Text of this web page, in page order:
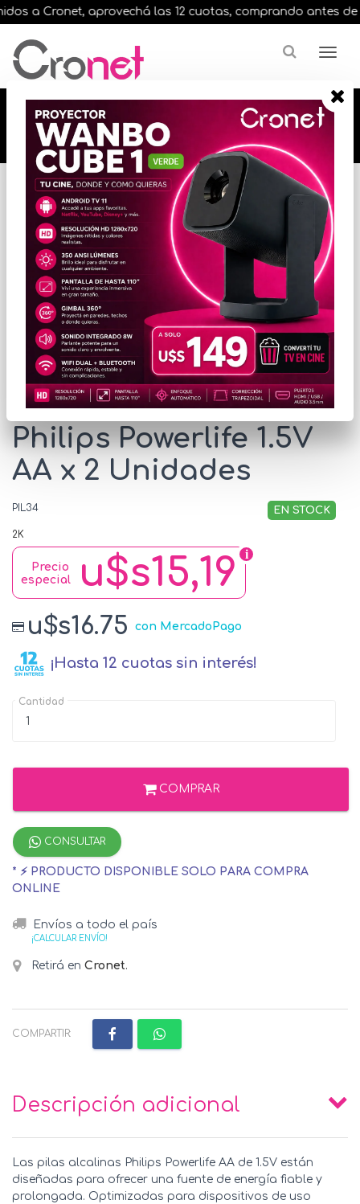
a Cronet, aprovechá las 12 cuotas, comprando antes de
🔥🔥🔥 12 cuotas, en todos nuestros artículos,
comprando antes de las 13 hrs. envíos en el
día 🔥🔥🔥
Inicio
VARIOS INFORMATICA
ACCESORIOS VARIOS
* Las imágenes se exhiben con fines ilustrativos.
Pack de 12 Blister Pilas
Philips Powerlife 1.5V
AA x 2 Unidades
PIL34 EN STOCK
2K
u$s15,19
Precio
especial
u$s16.75 con MercadoPago
¡Hasta 12 cuotas sin interés!
Cantidad
COMPRAR
CONSULTAR
* ⚡ PRODUCTO DISPONIBLE SOLO PARA COMPRA
ONLINE
Envíos a todo el país
¡CALCULAR ENVÍO!
Retirá en Cronet.
COMPARTIR:
Descripción adicional
Las pilas alcalinas Philips Powerlife AA de 1.5V están
diseñadas para ofrecer una fuente de energía fiable y
prolongada. Optimizadas para dispositivos de uso